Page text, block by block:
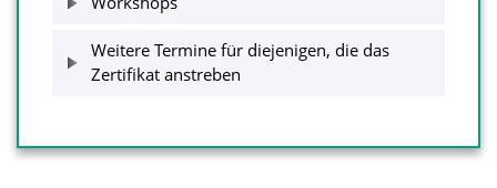
Weitere Termine für diejenigen, die das
Zertifikat anstreben